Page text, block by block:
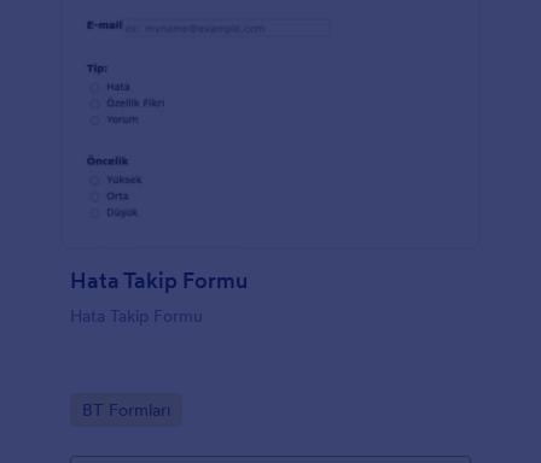
Hata Takip Formu
Hata Takip Formu
Go to Category:
BT Formları